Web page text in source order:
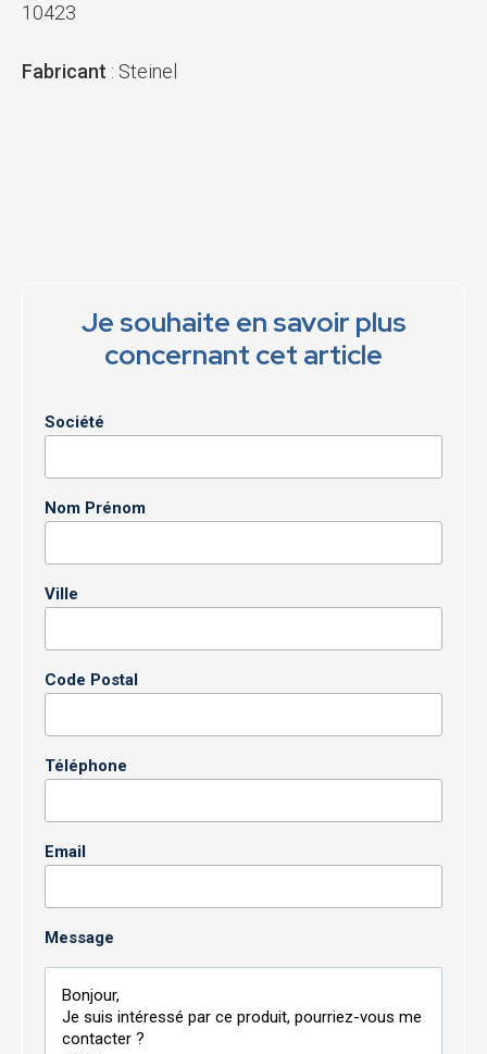
10423
Fabricant : Steinel
Je souhaite en savoir plus
concernant cet article
Société
Nom Prénom
Ville
Code Postal
Téléphone
Email
Message